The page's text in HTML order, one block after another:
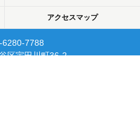
アクセスマップ
6280-7788
区宇田川町36-2